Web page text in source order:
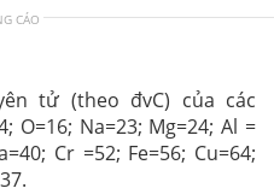
CÁO
tử (theo đvC) của các
O=16; Na=23; Mg=24; Al =
Cr =52; Fe=56; Cu=64;